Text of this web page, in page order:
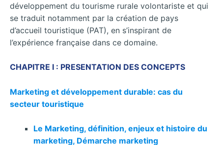
développement du tourisme rurale volontariste et qui
se traduit notamment par la création de pays
d’accueil touristique (PAT), en s’inspirant de
l’expérience française dans ce domaine.
CHAPITRE I : PRESENTATION DES CONCEPTS
Marketing et développement durable: cas du
secteur touristique
Le Marketing, définition, enjeux et histoire du
marketing, Démarche marketing